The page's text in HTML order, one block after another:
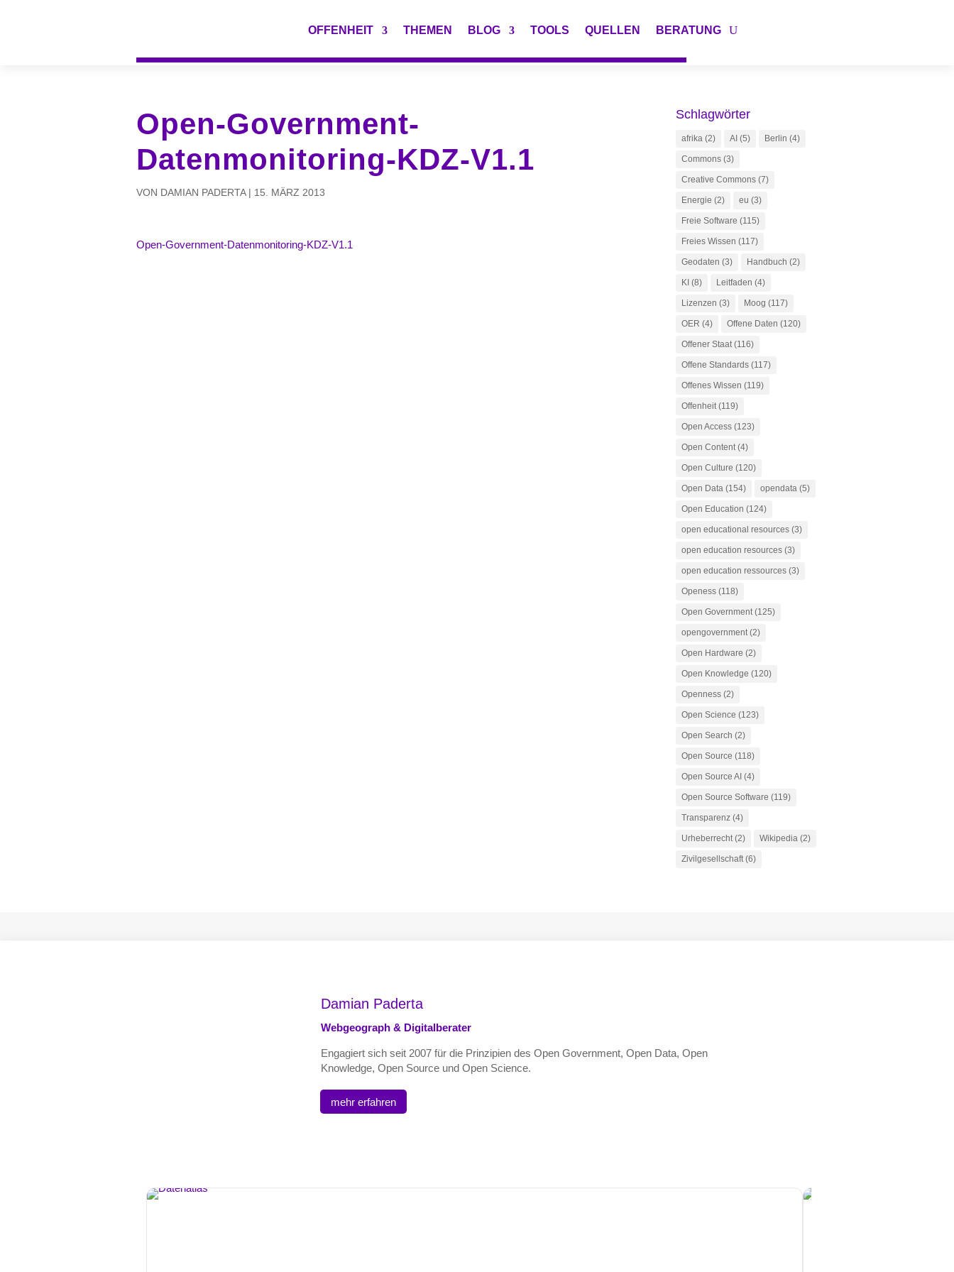
OFFENHEIT THEMEN BLOG TOOLS QUELLEN BERATUNG
Open-Government-
Datenmonitoring-KDZ-V1.1
VON DAMIAN PADERTA| 15. MÄRZ 2013
Open-Government-Datenmonitoring-KDZ-V1.1
Schlagwörter
afrika(2) AI (5) Berlin (4)
Commons(3)
Creative Commons(7)
Energie (2) eu (3)
Freie Software (115)
Freies Wissen (117)
Geodaten (3) Handbuch (2)
KI (8) Leitfaden (4)
Lizenzen (3) Moog (117)
OER (4) Offene Daten (120)
Offener Staat(116)
Offene Standards(117)
Offenes Wissen (119)
Offenheit(119)
Open Access(123)
Open Content(4)
Open Culture (120)
Open Data(154) opendata(5)
Open Education (124)
open educational resources(3)
open education resources(3)
open education ressources(3)
Openess(118)
Open Government(125)
opengovernment(2)
Open Hardware (2)
Open Knowledge (120)
Openness(2)
Open Science (123)
Open Search (2)
Open Source (118)
Open Source AI (4)
Open Source Software (119)
Transparenz(4)
Urheberrecht(2) Wikipedia(2)
Zivilgesellschaft(6)
Damian Paderta
Webgeograph & Digitalberater
Engagiert sich seit 2007 für die Prinzipien des Open Government, Open Data, Open
Knowledge, Open Source und Open Science.
mehr erfahren